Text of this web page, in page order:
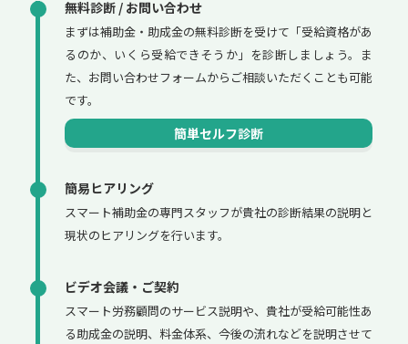
無料診断 / お問い合わせ
まずは補助金・助成金の無料診断を受けて「受給資格があ
るのか、いくら受給できそうか」を診断しましょう。ま
た、お問い合わせフォームからご相談いただくことも可能
です。
簡単セルフ診断
簡易ヒアリング
スマート補助金の専門スタッフが貴社の診断結果の説明と
現状のヒアリングを行います。
ビデオ会議・ご契約
スマート労務顧問のサービス説明や、貴社が受給可能性あ
る助成金の説明、料金体系、今後の流れなどを説明させて